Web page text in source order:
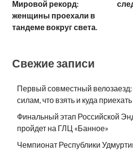
Мировой рекорд:
женщины проехали в
тандеме вокруг света.
Свежие записи
Первый совместный велозаезд:
силам, что взять и куда
Финальный этап Российской
пройдет на ГЛЦ «Банное»
Чемпионат Республики